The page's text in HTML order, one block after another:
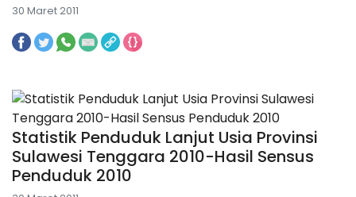
30 Maret 2011
Statistik Penduduk Lanjut Usia Provinsi
Sulawesi Tenggara 2010-Hasil Sensus
Penduduk 2010